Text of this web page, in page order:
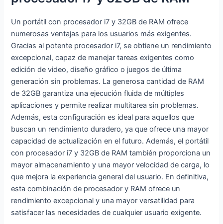
Sistema
operativo)
Black, Teclado
QWERTY
español
Iris Xe, Ubuntu
Linux) Negro -
Teclado
QWERTY
Español
Un portátil con procesador i7 y 32GB de RAM ofrece
numerosas ventajas para los usuarios más exigentes.
Gracias al potente procesador i7, se obtiene un rendimiento
excepcional, capaz de manejar tareas exigentes como
edición de video, diseño gráfico o juegos de última
generación sin problemas. La generosa cantidad de RAM
de 32GB garantiza una ejecución fluida de múltiples
aplicaciones y permite realizar multitarea sin problemas.
Además, esta configuración es ideal para aquellos que
buscan un rendimiento duradero, ya que ofrece una mayor
capacidad de actualización en el futuro. Además, el portátil
con procesador i7 y 32GB de RAM también proporciona un
mayor almacenamiento y una mayor velocidad de carga, lo
que mejora la experiencia general del usuario. En definitiva,
esta combinación de procesador y RAM ofrece un
rendimiento excepcional y una mayor versatilidad para
satisfacer las necesidades de cualquier usuario exigente.